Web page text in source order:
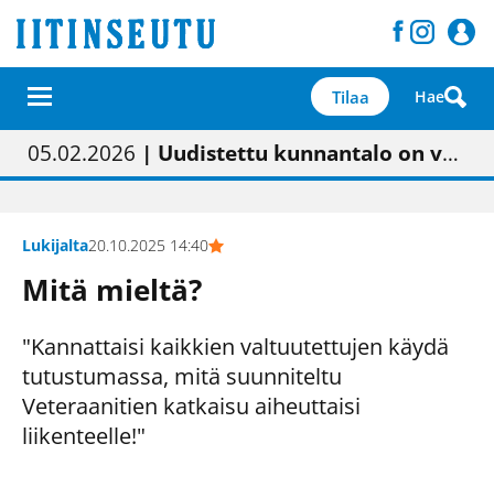
Tilaa Hae
01.02.2026 | Painon vaihtumisen pitäisi näkyä hieman parempana painojäljen laatuna lehdessä
05.02.2026 | Uudistettu kunnantalo on valoisa
23.04.2026 | “Olemme käynnistämässä uudelleen keskustavisiotyön”
09.05.2026| "Maalla on totuttu elämään omavaraisemmin kuin kaupungissa"
Lukijalta20.10.2025 14:40
Mitä mieltä?
"Kannattaisi kaikkien valtuutettujen käydä
tutustumassa, mitä suunniteltu
Veteraanitien katkaisu aiheuttaisi
liikenteelle!"